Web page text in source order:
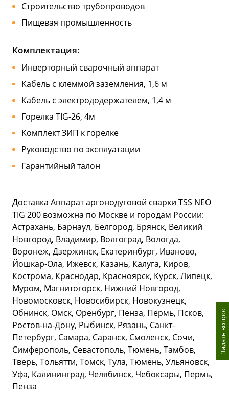
Строительство трубопроводов
Пищевая промышленность
Комплектация:
Инверторный сварочный аппарат
Кабель с клеммой заземления, 1,6 м
Кабель с электрододержателем, 1,4 м
Горелка TIG-26, 4м
Комплект ЗИП к горелке
Руководство по эксплуатации
Гарантийный талон
Доставка Аппарат аргонодуговой сварки TSS NEO
TIG 200 возможна по Москве и городам России:
Астрахань, Барнаул, Белгород, Брянск, Великий
Новгород, Владимир, Волгоград, Вологда,
Воронеж, Дзержинск, Екатеринбург, Иваново,
Йошкар-Ола, Ижевск, Казань, Калуга, Киров,
Кострома, Краснодар, Красноярск, Курск, Липецк,
Муром, Магнитогорск, Нижний Новгород,
Новомосковск, Новосибирск, Новокузнецк,
Обнинск, Омск, Оренбург, Пенза, Пермь, Псков,
Ростов-на-Дону, Рыбинск, Рязань, Санкт-
Петербург, Самара, Саранск, Смоленск, Сочи,
Симферополь, Севастополь, Тюмень, Тамбов,
Тверь, Тольятти, Томск, Тула, Тюмень, Ульяновск,
Уфа, Калининград, Челябинск, Чебоксары, Пермь,
Пенза
Задать вопрос